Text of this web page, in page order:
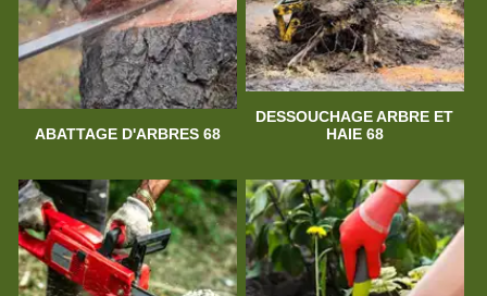
ABATTAGE D'ARBRES 68
DESSOUCHAGE ARBRE ET
HAIE 68